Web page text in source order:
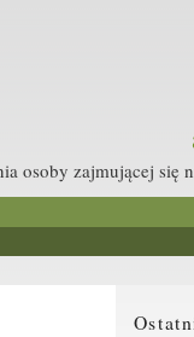
osoby zajmującej się